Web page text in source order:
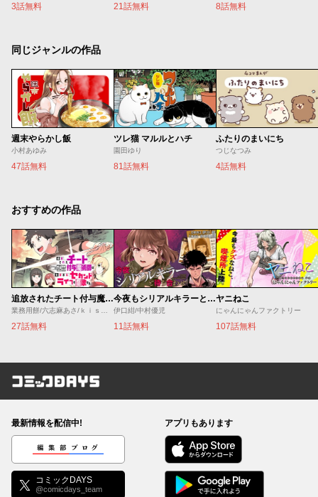
3話無料 21話無料 8話無料
同じジャンルの作品
週末やらかし飯
小村あゆみ
47話無料
ツレ猫 マルルとハチ
園田ゆり
81話無料
ふたりのまいにち
つじなつみ
4話無料
おすすめの作品
追放されたチート付与魔術師は気ままなセカンドライフを謳歌する。 ～俺は武器だけじゃなく、あらゆるものに『強化ポイント』を付与できるし、俺の意思でいつでも効果を解除できるけど、残った人たち大丈夫？～
27話無料
今夜もシリアルキラーと待ち合わせ
伊口紺/中村優児
11話無料
ヤニねこ
にゃんにゃんファクトリー
107話無料
コミックDAYS
最新情報を配信中!
編集部ブログ
コミックDAYS
@comicdays_team
アプリもあります